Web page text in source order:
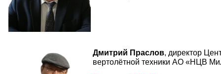
Дмитрий Праслов, директор
вертолётной техники АО «НЦВ